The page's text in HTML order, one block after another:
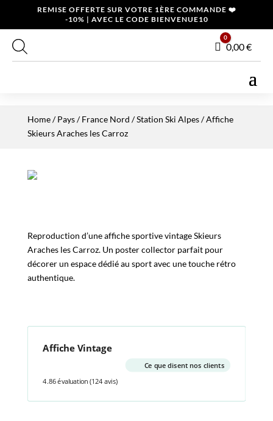
REMISE OFFERTE SUR VOTRE 1ÈRE COMMANDE ❤️
-10% | AVEC LE CODE BIENVENUE10
Panier
0
0,00€
Home/Pays/France Nord /Station Ski Alpes/ Affiche
Skieurs Araches les Carroz
Reproduction d’une affiche sportive vintage Skieurs
Araches les Carroz. Un poster collector parfait pour
décorer un espace dédié au sport avec une touche rétro
authentique.
Affiche Vintage
Ce que disent nos clients
4.86 évaluation (124 avis)